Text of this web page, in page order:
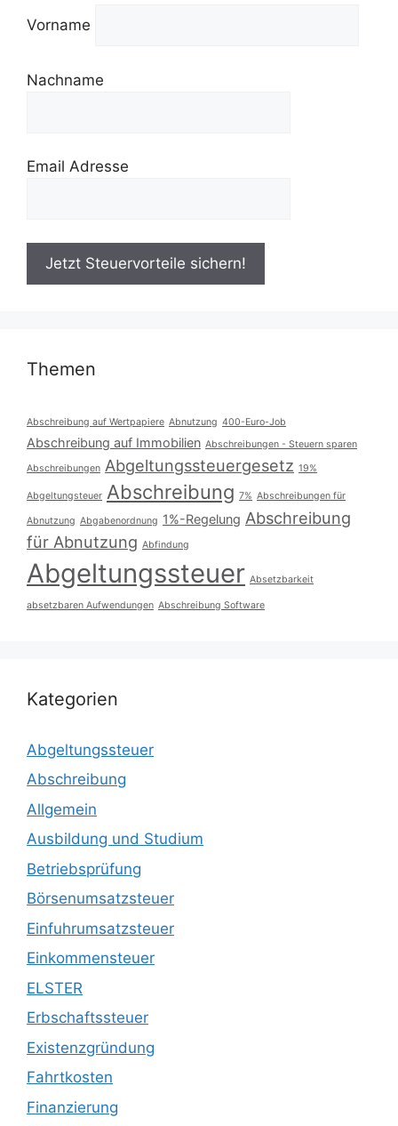
Vorname
Nachname
Email Adresse
Themen
Abschreibung auf Wertpapiere Abnutzung 400-Euro-Job
Abschreibung auf Immobilien Abschreibungen - Steuern sparen
Abschreibungen Abgeltungssteuergesetz 19%
Abgeltungsteuer Abschreibung 7% Abschreibungen für
Abnutzung Abgabenordnung 1%-Regelung Abschreibung
für Abnutzung Abfindung
Abgeltungssteuer Absetzbarkeit
absetzbaren Aufwendungen Abschreibung Software
Kategorien
Abgeltungssteuer
Abschreibung
Allgemein
Ausbildung und Studium
Betriebsprüfung
Börsenumsatzsteuer
Einfuhrumsatzsteuer
Einkommensteuer
ELSTER
Erbschaftssteuer
Existenzgründung
Fahrtkosten
Finanzierung